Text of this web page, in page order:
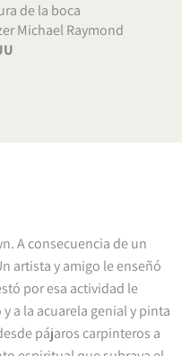
de la boca
Michael Raymond
A consecuencia de un
artista y amigo le enseñó
por esa actividad le
a la acuarela genial y pinta
pájaros carpinteros a